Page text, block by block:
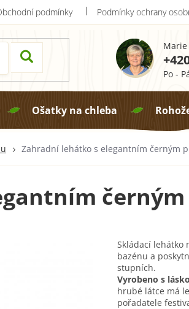
podmínky Podmínky ochrany
Marie
Po -
Ošatky na chleba
Zahradní lehátko s elegantním černým
Skládací lehátko
bazénu a
stupních.
Vyrobeno s
hrubé látce má
pořadatele